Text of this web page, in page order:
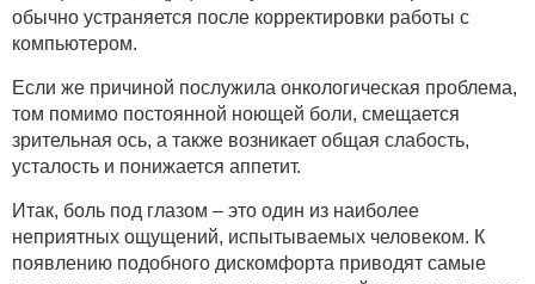
обычно устраняется после корректировки работы с
компьютером.
Если же причиной послужила онкологическая проблема,
том помимо постоянной ноющей боли, смещается
зрительная ось, а также возникает общая слабость,
усталость и понижается аппетит.
Итак, боль под глазом – это один из наиболее
неприятных ощущений, испытываемых человеком. К
появлению подобного дискомфорта приводят самые